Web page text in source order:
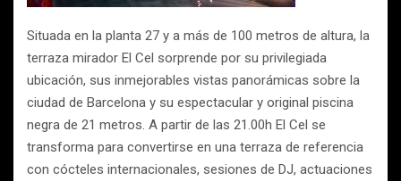
Situada en la planta 27 y a más de 100 metros de altura, la
terraza mirador El Cel sorprende por su privilegiada
ubicación, sus inmejorables vistas panorámicas sobre la
ciudad de Barcelona y su espectacular y original piscina
negra de 21 metros. A partir de las 21.00h El Cel se
transforma para convertirse en una terraza de referencia
con cócteles internacionales, sesiones de DJ, actuaciones